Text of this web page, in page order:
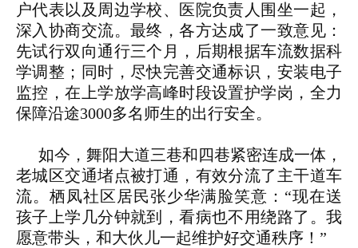
户代表以及周边学校、医院负责人围坐一起，
深入协商交流。最终，各方达成了一致意见：
先试行双向通行三个月，后期根据车流数据科
学调整；同时，尽快完善交通标识，安装电子
监控，在上学放学高峰时段设置护学岗，全力
保障沿途3000多名师生的出行安全。
如今，舞阳大道三巷和四巷紧密连成一体，
老城区交通堵点被打通，有效分流了主干道车
流。栖凤社区居民张少华满脸笑意：“现在送
孩子上学几分钟就到，看病也不用绕路了。我
愿意带头，和大伙儿一起维护好交通秩序！”